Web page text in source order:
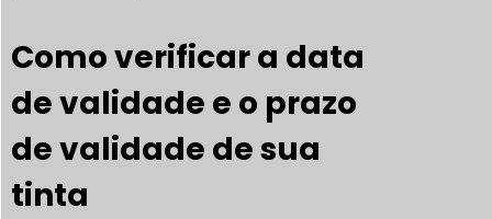
Como verificar a data
de validade e o prazo
de validade de sua
tinta